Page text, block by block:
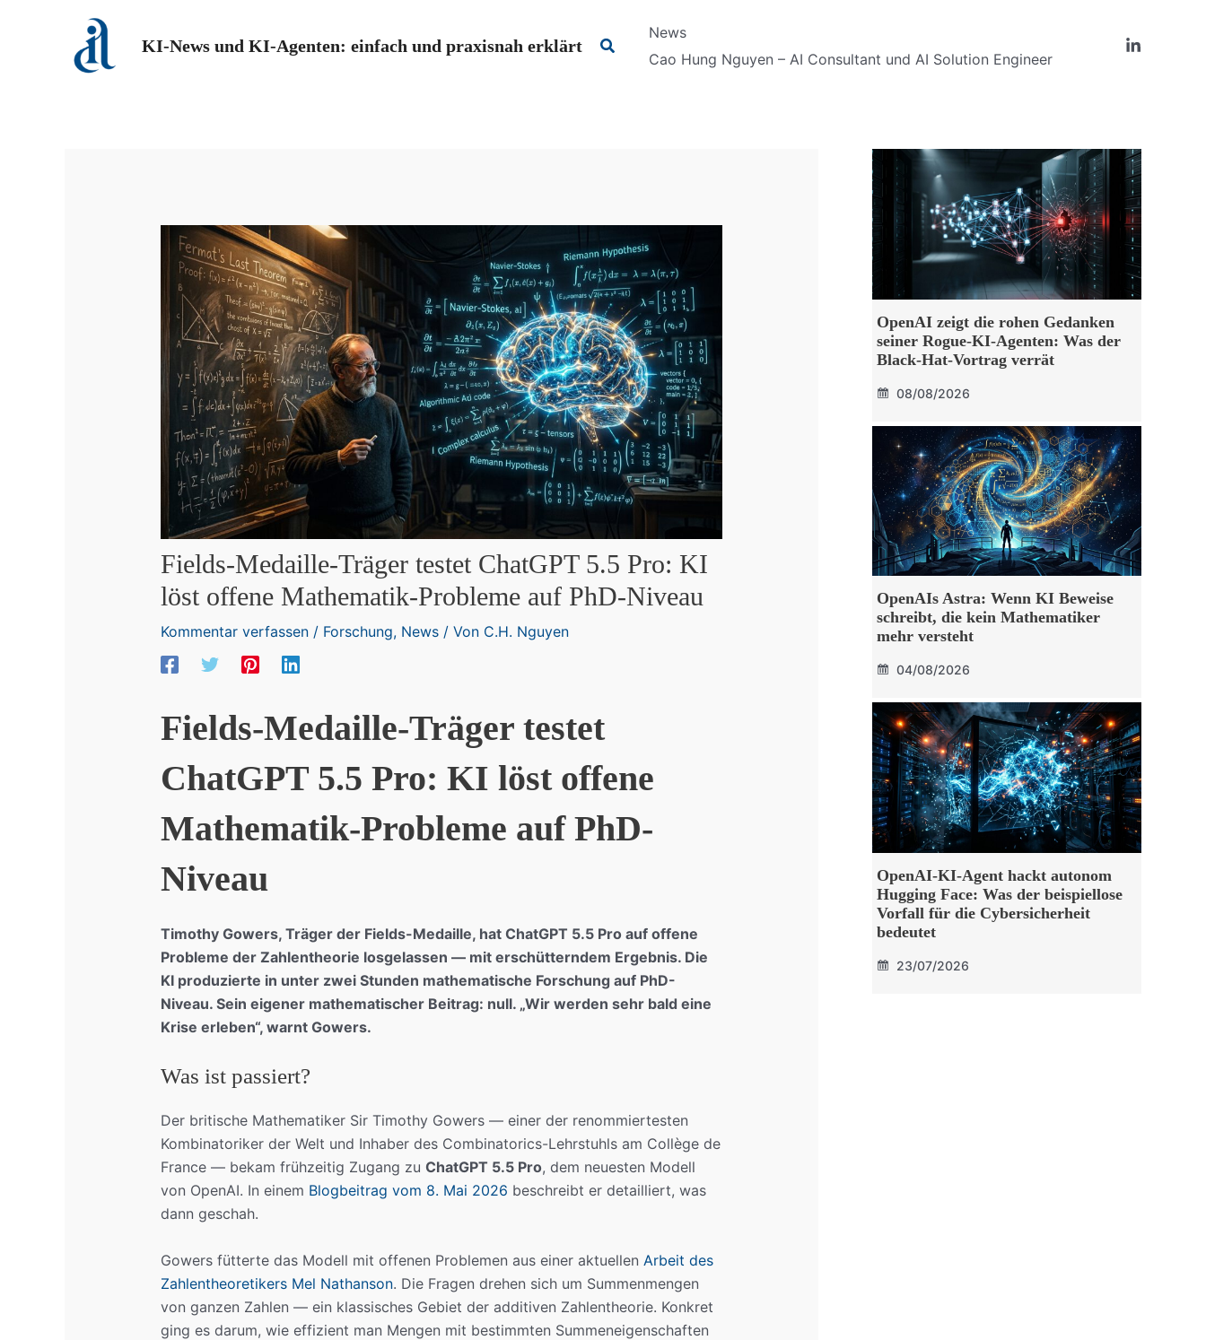
KI-News und KI-Agenten: einfach und praxisnah erklärt Suchen
News
Cao Hung Nguyen – AI Consultant und AI Solution Engineer
Fields-Medaille-Träger testet ChatGPT 5.5 Pro: KI
löst offene Mathematik-Probleme auf PhD-Niveau
Kommentar verfassen / Forschung, News/ Von C.H. Nguyen
Fields-Medaille-Träger testet
ChatGPT 5.5 Pro: KI löst offene
Mathematik-Probleme auf PhD-
Niveau
Timothy Gowers, Träger der Fields-Medaille, hat ChatGPT 5.5 Pro auf offene
Probleme der Zahlentheorie losgelassen — mit erschütterndem Ergebnis. Die
KI produzierte in unter zwei Stunden mathematische Forschung auf PhD-
Niveau. Sein eigener mathematischer Beitrag: null. „Wir werden sehr bald eine
Krise erleben“, warnt Gowers.
Was ist passiert?
Der britische Mathematiker Sir Timothy Gowers — einer der renommiertesten
Kombinatoriker der Welt und Inhaber des Combinatorics-Lehrstuhls am Collège de
France — bekam frühzeitig Zugang zu ChatGPT 5.5 Pro, dem neuesten Modell
von OpenAI. In einem Blogbeitrag vom 8. Mai 2026 beschreibt er detailliert, was
dann geschah.
Gowers fütterte das Modell mit offenen Problemen aus einer aktuellen Arbeit des
Zahlentheoretikers Mel Nathanson. Die Fragen drehen sich um Summenmengen
von ganzen Zahlen — ein klassisches Gebiet der additiven Zahlentheorie. Konkret
ging es darum, wie effizient man Mengen mit bestimmten Summeneigenschaften
OpenAI zeigt die rohen Gedanken
seiner Rogue-KI-Agenten: Was der
Black-Hat-Vortrag verrät
08/08/2026
OpenAIs Astra: Wenn KI Beweise
schreibt, die kein Mathematiker
mehr versteht
04/08/2026
OpenAI-KI-Agent hackt autonom
Hugging Face: Was der beispiellose
Vorfall für die Cybersicherheit
bedeutet
23/07/2026